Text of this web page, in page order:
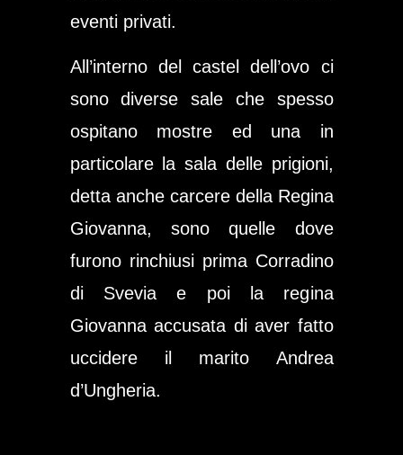
eventi privati.
All’interno del castel dell’ovo ci
sono diverse sale che spesso
ospitano mostre ed una in
particolare la sala delle prigioni,
detta anche carcere della Regina
Giovanna, sono quelle dove
furono rinchiusi prima Corradino
di Svevia e poi la regina
Giovanna accusata di aver fatto
uccidere il marito Andrea
d’Ungheria.